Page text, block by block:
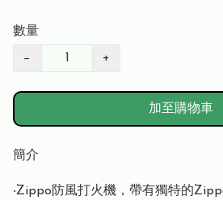
數量
− +
加至購物車
簡介
‧Zippo防風打火機，帶有獨特的